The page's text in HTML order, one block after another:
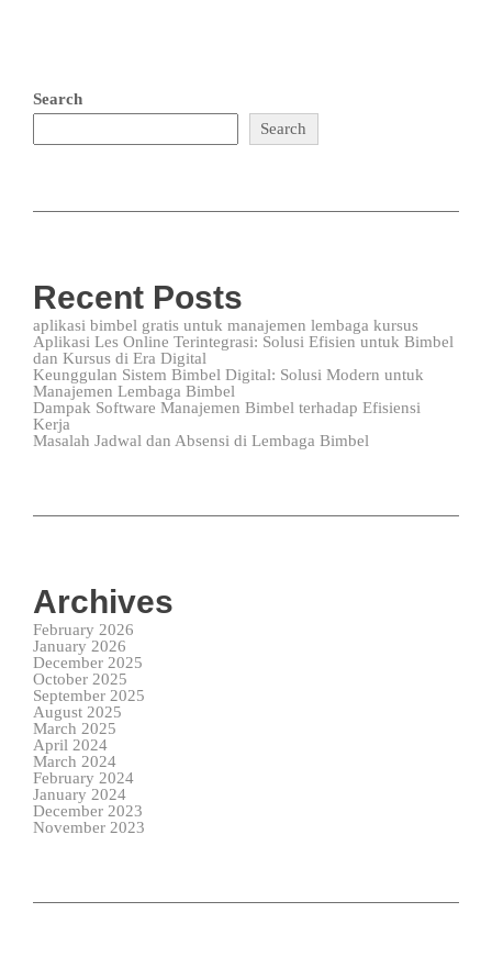
Search
Search
Recent Posts
aplikasi bimbel gratis untuk manajemen lembaga kursus
Aplikasi Les Online Terintegrasi: Solusi Efisien untuk Bimbel
dan Kursus di Era Digital
Keunggulan Sistem Bimbel Digital: Solusi Modern untuk
Manajemen Lembaga Bimbel
Dampak Software Manajemen Bimbel terhadap Efisiensi
Kerja
Masalah Jadwal dan Absensi di Lembaga Bimbel
Archives
February 2026
January 2026
December 2025
October 2025
September 2025
August 2025
March 2025
April 2024
March 2024
February 2024
January 2024
December 2023
November 2023